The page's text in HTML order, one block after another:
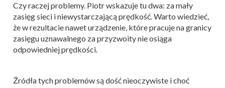
Czy raczej problemy. Piotr wskazuje tu dwa: za mały
zasięg sieci i niewystarczającą prędkość. Warto wiedzieć,
że w rezultacie nawet urządzenie, które pracuje na granicy
zasięgu uznawalnego za przyzwoity nie osiąga
odpowiedniej prędkości.
Źródła tych problemów są dość nieoczywiste i choć